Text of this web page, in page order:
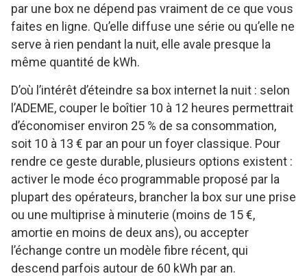
par une box ne dépend pas vraiment de ce que vous
faites en ligne. Qu’elle diffuse une série ou qu’elle ne
serve à rien pendant la nuit, elle avale presque la
même quantité de kWh.
D’où l’intérêt d’éteindre sa box internet la nuit : selon
l’ADEME, couper le boîtier 10 à 12 heures permettrait
d’économiser environ 25 % de sa consommation,
soit 10 à 13 € par an pour un foyer classique. Pour
rendre ce geste durable, plusieurs options existent :
activer le mode éco programmable proposé par la
plupart des opérateurs, brancher la box sur une prise
ou une multiprise à minuterie (moins de 15 €,
amortie en moins de deux ans), ou accepter
l’échange contre un modèle fibre récent, qui
descend parfois autour de 60 kWh par an.